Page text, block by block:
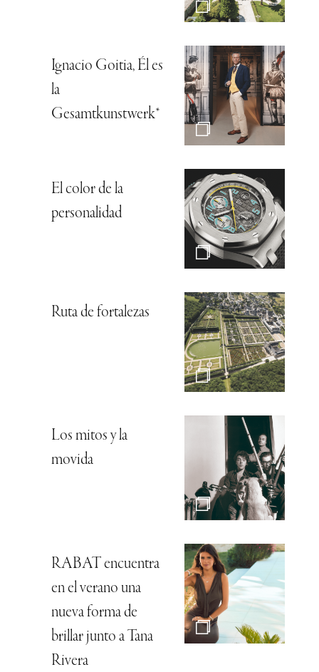
Ignacio Goitia, Él es
la
Gesamtkunstwerk*
El color de la
personalidad
Ruta de fortalezas
Los mitos y la
movida
RABAT encuentra
en el verano una
nueva forma de
brillar junto a Tana
Rivera